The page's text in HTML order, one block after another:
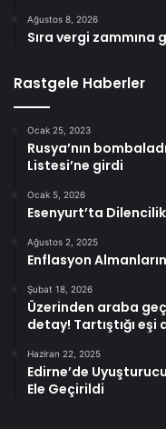
Ağustos 8, 2026
Sıra vergi zammına
Rastgele Haberler
Ocak 25, 2023
Rusya’nın
Listesi’ne girdi
Ocak 5, 2026
Esenyurt’ta
Ağustos 2, 2025
Enflasyon
Şubat 18, 2026
Üzerinden araba
detay! Tartıştığı
Haziran 22, 2025
Edirne’de
Ele Geçirildi